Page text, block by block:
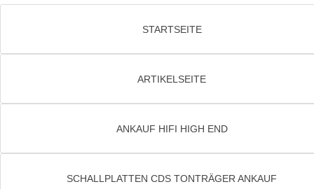
STARTSEITE
ARTIKELSEITE
ANKAUF HIFI HIGH END
SCHALLPLATTEN CDS TONTRÄGER ANKAUF